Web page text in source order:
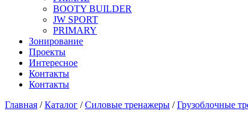
BOOTY BUILDER
JW SPORT
PRIMARY
Зонирование
Проекты
Интересное
Контакты
Контакты
Главная / Каталог / Силовые тренажеры / Грузоблочные